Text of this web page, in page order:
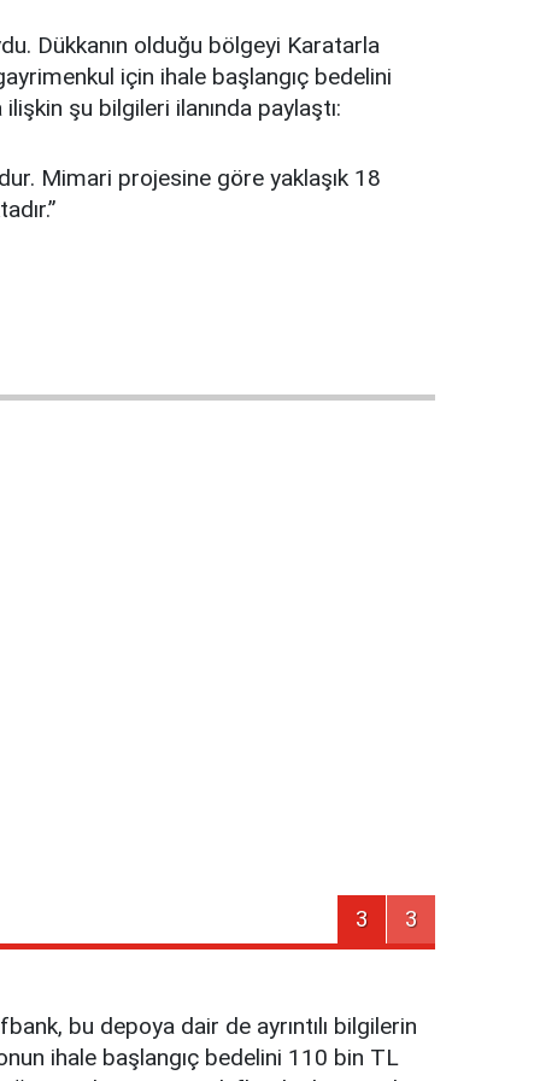
Dükkanın olduğu bölgeyi Karatarla
için ihale başlangıç bedelini
şu bilgileri ilanında paylaştı:
Mimari projesine göre yaklaşık 18
3 3
bu depoya dair de ayrıntılı bilgilerin
ihale başlangıç bedelini 110 bin TL